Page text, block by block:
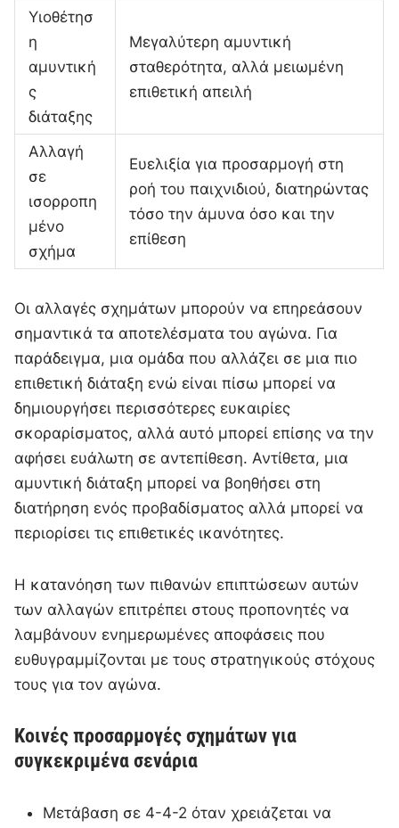
Υιοθέτησ
η
αμυντική
ς
διάταξης
Μεγαλύτερη αμυντική
σταθερότητα, αλλά μειωμένη
επιθετική απειλή
Αλλαγή
σε
ισορροπη
μένο
σχήμα
Ευελιξία για προσαρμογή στη
ροή του παιχνιδιού, διατηρώντας
τόσο την άμυνα όσο και την
επίθεση
Οι αλλαγές σχημάτων μπορούν να επηρεάσουν
σημαντικά τα αποτελέσματα του αγώνα. Για
παράδειγμα, μια ομάδα που αλλάζει σε μια πιο
επιθετική διάταξη ενώ είναι πίσω μπορεί να
δημιουργήσει περισσότερες ευκαιρίες
σκοραρίσματος, αλλά αυτό μπορεί επίσης να την
αφήσει ευάλωτη σε αντεπίθεση. Αντίθετα, μια
αμυντική διάταξη μπορεί να βοηθήσει στη
διατήρηση ενός προβαδίσματος αλλά μπορεί να
περιορίσει τις επιθετικές ικανότητες.
Η κατανόηση των πιθανών επιπτώσεων αυτών
των αλλαγών επιτρέπει στους προπονητές να
λαμβάνουν ενημερωμένες αποφάσεις που
ευθυγραμμίζονται με τους στρατηγικούς στόχους
τους για τον αγώνα.
Κοινές προσαρμογές σχημάτων για
συγκεκριμένα σενάρια
Μετάβαση σε 4-4-2 όταν χρειάζεται να